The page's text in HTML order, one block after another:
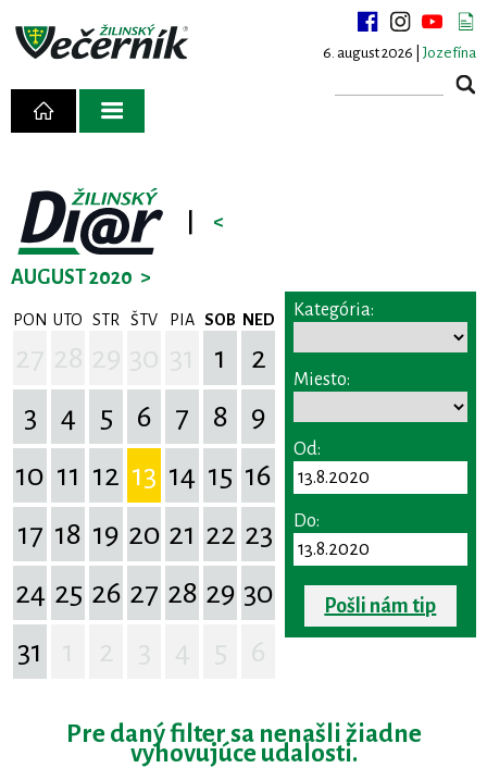
6. august 2026 | Jozefína
<
AUGUST 2020 >
PON UTO STR ŠTV PIA SOB NED
1
2
3
4 5 6 7 8
9
10 11 12 13 14 15 16
17 18 19 20 21 22 23
24 25 26 27 28 29 30
31
Kategória:
Miesto:
Od:
Do:
Pošli nám tip
Pre daný filter sa nenašli žiadne
vyhovujúce udalosti.